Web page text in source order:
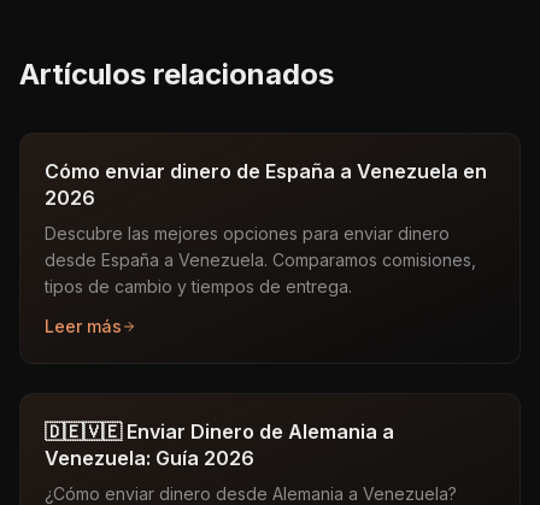
Artículos relacionados
Cómo enviar dinero de España a Venezuela en
2026
Descubre las mejores opciones para enviar dinero
desde España a Venezuela. Comparamos comisiones,
tipos de cambio y tiempos de entrega.
Leer más
🇩🇪🇻🇪 Enviar Dinero de Alemania a
Venezuela: Guía 2026
¿Cómo enviar dinero desde Alemania a Venezuela?